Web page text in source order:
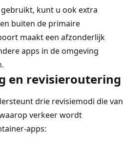
kunt u ook extra
buiten de primaire
maakt een afzonderlijk
apps in de omgeving
en revisieroutering
drie revisiemodi die van
verkeer wordt
apps: